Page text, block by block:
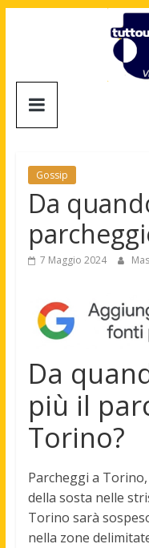
Cinema,
Motori,
gay
news
maschile
Gossip
Da
7 Maggio 2024
Da
più il
Torino?
Parcheggi a
della sosta nelle
Torino sarà
nella zone